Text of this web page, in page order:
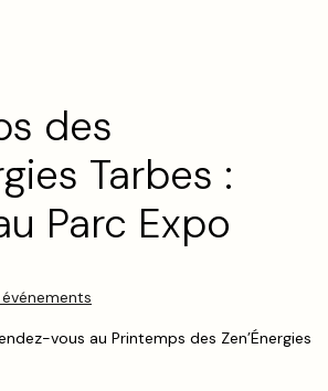
des
Tarbes :
Parc Expo
vous au Printemps des Zen’Énergies